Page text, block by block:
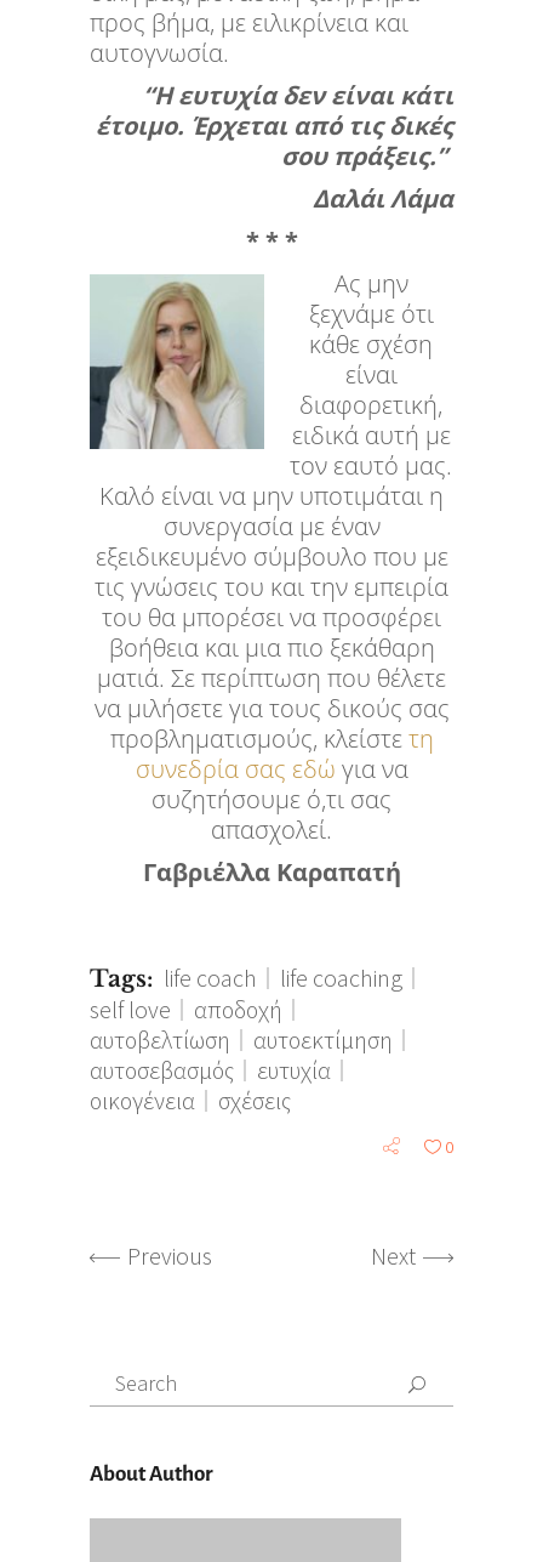
προς βήμα, με ειλικρίνεια και
αυτογνωσία.
“Η ευτυχία δεν είναι κάτι
έτοιμο. Έρχεται από τις δικές
σου πράξεις.”
Δαλάι Λάμα
* * *
Ας μην
ξεχνάμε ότι
κάθε σχέση
είναι
διαφορετική,
ειδικά αυτή με
τον εαυτό μας.
Καλό είναι να μην υποτιμάται η
συνεργασία με έναν
εξειδικευμένο σύμβουλο που με
τις γνώσεις του και την εμπειρία
του θα μπορέσει να προσφέρει
βοήθεια και μια πιο ξεκάθαρη
ματιά. Σε περίπτωση που θέλετε
να μιλήσετε για τους δικούς σας
προβληματισμούς, κλείστετη
συνεδρία σας εδώ για να
συζητήσουμε ό,τι σας
απασχολεί.
Γαβριέλλα Καραπατή
Tags: life coach
life coaching
self love
αποδοχή
αυτοβελτίωση
αυτοεκτίμηση
αυτοσεβασμός
ευτυχία
οικογένεια
σχέσεις
0
Previous Next
Search
for:
About Author